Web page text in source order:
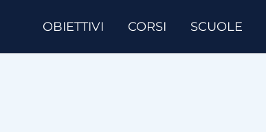
OBIETTIVI CORSI SCUOLE